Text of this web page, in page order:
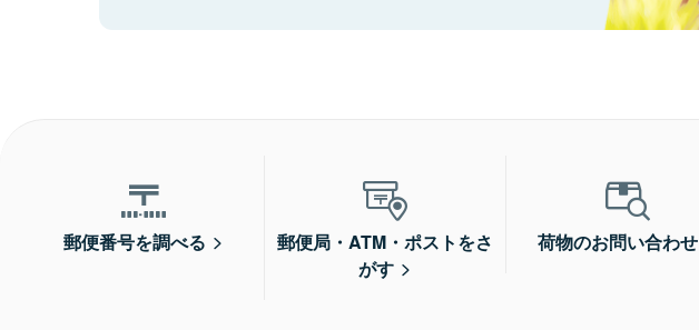
郵便番号を調べる
郵便局・ATM・ポストをさ
がす
荷物のお問い合わせ